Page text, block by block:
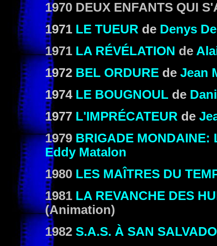
1970 DEUX ENFANTS QUI
1971 LE TUEUR de Denys
1971 LA RÉVÉLATION de
1972 BEL ORDURE de Jean
1974 LE BOUGNOUL de
1977 L'IMPRÉCATEUR de
1979 BRIGADE MONDAINE:
Eddy Matalon
1980 LES MAÎTRES DU
1981 LA REVANCHE DES
(Animation)
1982 S.A.S. À SAN